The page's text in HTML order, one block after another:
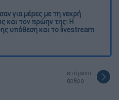
για μέρες με τη νεκρή
και τον πρώην της: Η
υπόθεση και το livestream
επόμενο
άρθρο